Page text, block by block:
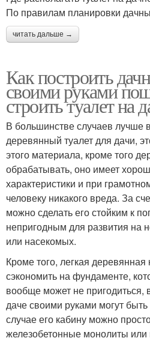
По правилам планировки
читать дальше →
Как построить
своими руками
строить туалет на
В большинстве случаев лучше
деревянный туалет для дачи,
этого материала, кроме того
обрабатывать, оно имеет
характеристики и при
человеку никакого вреда. За
можно сделать его стойким к
непригодным для развития на
или насекомых.
Кроме того, легкая деревянная
сэкономить на фундаменте,
вообще может не пригодиться,
даче своими руками могут
случае его кабину можно
железобетонные монолиты или